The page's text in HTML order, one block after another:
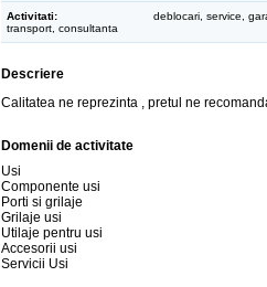
Activitati:
deblocari, service,
transport, consultanta
Descriere
Calitatea ne reprezinta , pretul ne
Domenii de activitate
Usi
Componente usi
Porti si grilaje
Grilaje usi
Utilaje pentru usi
Accesorii usi
Servicii Usi